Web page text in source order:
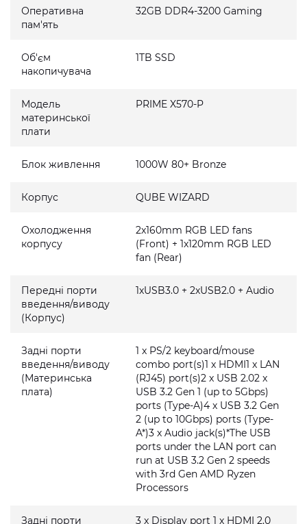
Оперативна
пам'ять
32GB DDR4-3200 Gaming
Об'єм
накопичувача
1TB SSD
Модель
материнської
плати
PRIME X570-P
Блок живлення 1000W 80+ Bronze
Корпус QUBE WIZARD
Охолодження
корпусу
2x160mm RGB LED fans
(Front) + 1x120mm RGB LED
fan (Rear)
Передні порти
введення/виводу
(Корпус)
1xUSB3.0 + 2xUSB2.0 + Audio
Задні порти
введення/виводу
(Материнська
плата)
1 x PS/2 keyboard/mouse
combo port(s)1 x HDMI1 x LAN
(RJ45) port(s)2 x USB 2.02 x
USB 3.2 Gen 1 (up to 5Gbps)
ports (Type-A)4 x USB 3.2 Gen
2 (up to 10Gbps) ports (Type-
A*)3 x Audio jack(s)*The USB
ports under the LAN port can
run at USB 3.2 Gen 2 speeds
with 3rd Gen AMD Ryzen
Processors
Задні порти 3 x Display port 1 x HDMI 2.0